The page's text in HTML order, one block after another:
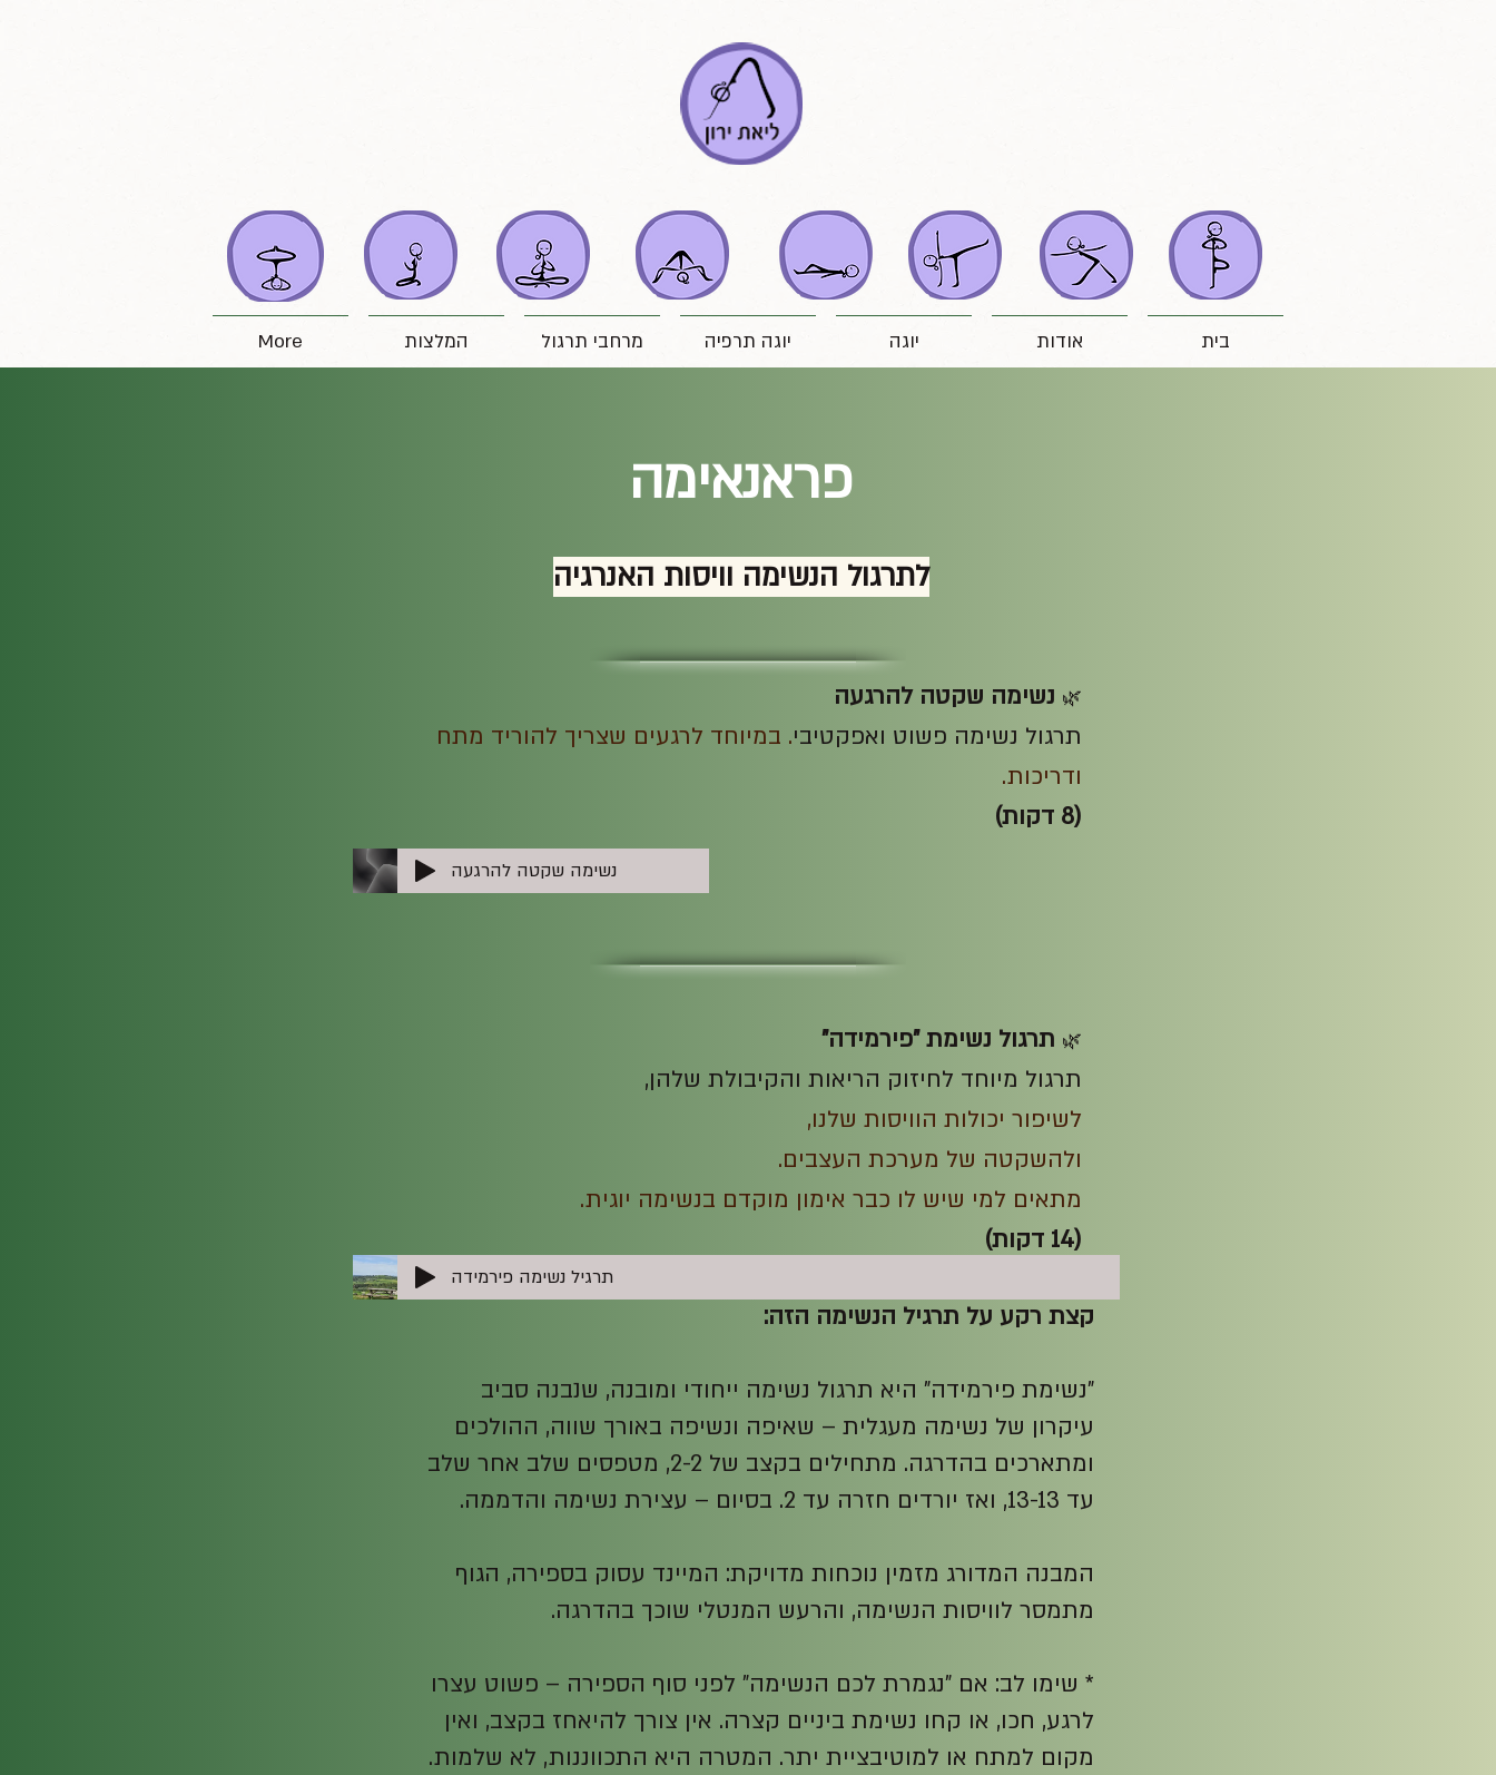
בית אודות יוגה יוגה תרפיה מרחבי תרגול המלצות More
פראנאימה
לתרגול הנשימה וויסות האנרגיה
🌿 נשימה שקטה להרגעה
תרגול נשימה פשוט ואפקטיבי. במיוחד לרגעים שצריך להוריד מתח
ודריכות.
(8 דקות)
נשימה שקטה להרגעה
🌿 תרגול נשימת "פירמידה"
תרגול מיוחד לחיזוק הריאות והקיבולת שלהן,
לשיפור יכולות הוויסות שלנו,
ולהשקטה של מערכת העצבים.
מתאים למי שיש לו כבר אימון מוקדם בנשימה יוגית.
(14 דקות)
תרגיל נשימה פירמידה
קצת רקע על תרגיל הנשימה הזה:
"נשימת פירמידה" היא תרגול נשימה ייחודי ומובנה, שנבנה סביב
עיקרון של נשימה מעגלית – שאיפה ונשיפה באורך שווה, ההולכים
ומתארכים בהדרגה. מתחילים בקצב של 2-2, מטפסים שלב אחר שלב
עד 13-13, ואז יורדים חזרה עד 2. בסיום – עצירת נשימה והדממה.
המבנה המדורג מזמין נוכחות מדויקת: המיינד עסוק בספירה, הגוף
מתמסר לוויסות הנשימה, והרעש המנטלי שוכך בהדרגה.
* שימו לב: אם "נגמרת לכם הנשימה" לפני סוף הספירה – פשוט עצרו
לרגע, חכו, או קחו נשימת ביניים קצרה. אין צורך להיאחז בקצב, ואין
מקום למתח או למוטיבציית יתר. המטרה היא התכווננות, לא שלמות.